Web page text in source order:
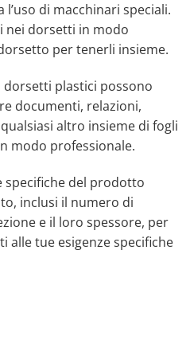
di macchinari speciali.
nei dorsetti in modo
per tenerli insieme.
dorsetti plastici possono
documenti, relazioni,
altro insieme di fogli
modo professionale.
specifiche del prodotto
inclusi il numero di
e il loro spessore, per
alle tue esigenze specifiche